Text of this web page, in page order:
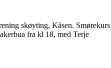
skøyting, Kåsen. Smørekurs
fra kl 18, med Terje